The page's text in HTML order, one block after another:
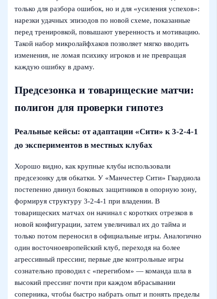
только для разбора ошибок, но и для «усиления успехов»:
нарезки удачных эпизодов по новой схеме, показанные
перед тренировкой, повышают уверенность и мотивацию.
Такой набор микролайфхаков позволяет мягко вводить
изменения, не ломая психику игроков и не превращая
каждую ошибку в драму.
Предсезонка и товарищеские матчи:
полигон для проверки гипотез
Реальные кейсы: от адаптации «Сити» к 3-2-4-1
до экспериментов в местных клубах
Хорошо видно, как крупные клубы использовали
предсезонку для обкатки. У «Манчестер Сити» Гвардиола
постепенно двинул боковых защитников в опорную зону,
формируя структуру 3-2-4-1 при владении. В
товарищеских матчах он начинал с коротких отрезков в
новой конфигурации, затем увеличивал их до тайма и
только потом переносил в официальные игры. Аналогично
один восточноевропейский клуб, переходя на более
агрессивный прессинг, первые две контрольные игры
сознательно проводил с «перегибом» — команда шла в
высокий прессинг почти при каждом вбрасывании
соперника, чтобы быстро набрать опыт и понять пределы